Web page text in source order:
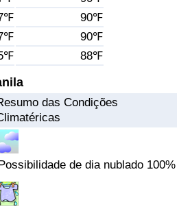
90℉
90℉
88℉
das Condições
Possibilidade de dia nublado 100%
País